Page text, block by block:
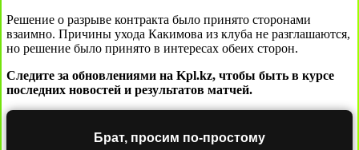
Решение о разрыве контракта было принято сторонами
взаимно. Причины ухода Какимова из клуба не разглашаются,
но решение было принято в интересах обеих сторон.
Следите за обновлениями на Kpl.kz, чтобы быть в курсе
последних новостей и результатов матчей.
Брат, просим по-простому